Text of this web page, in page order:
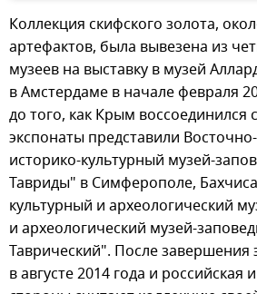
Коллекция скифского золота,
артефактов, была вывезена из
музеев на выставку в музей
в Амстердаме в начале февраля
до того, как Крым воссоединился
экспонаты представили
историко-культурный музей-
Тавриды" в Симферополе,
культурный и археологический
и археологический музей-
Таврический". После завершения
в августе 2014 года и российская